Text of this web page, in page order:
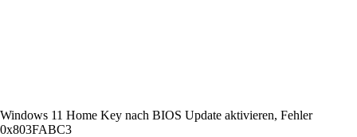
Windows 11 Home Key nach BIOS Update aktivieren, Fehler
0x803FABC3